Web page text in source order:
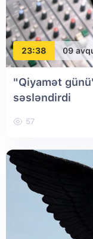
23:38 09
"Qiyamət
səsləndirdi
57